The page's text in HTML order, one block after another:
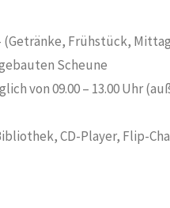
Frühstück,
Scheune
von 09.00 – 13.00 Uhr
CD-Player, Flip-